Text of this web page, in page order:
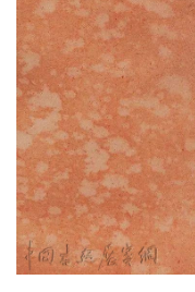
一
百
例